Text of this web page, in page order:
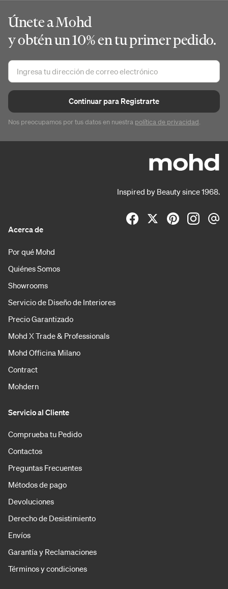
Únete a Mohd
y obtén un 10% en tu primer pedido.
Continuar para Registrarte
Nos preocupamos por tus datos en nuestra política de privacidad.
Inspired by Beauty since 1968.
Acerca de
Por qué Mohd
Quiénes Somos
Showrooms
Servicio de Diseño de Interiores
Precio Garantizado
Mohd X Trade & Professionals
Mohd Officina Milano
Contract
Mohdern
Servicio al Cliente
Comprueba tu Pedido
Contactos
Preguntas Frecuentes
Métodos de pago
Devoluciones
Derecho de Desistimiento
Envíos
Garantía y Reclamaciones
Términos y condiciones